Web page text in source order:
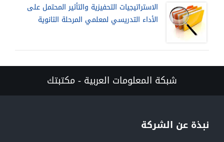
الاستراتيجيات التحفيزية والتأثير المحتمل على
الأداء التدريسي لمعلمي المرحلة الثانوية
شبكة المعلومات العربية - مكتبتك
نبذة عن الشركة